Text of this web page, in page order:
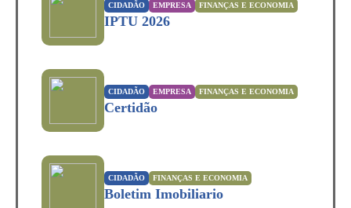
CIDADÃO EMPRESA FINANÇAS E ECONOMIA
IPTU 2026
CIDADÃO EMPRESA FINANÇAS E ECONOMIA
Certidão
CIDADÃO FINANÇAS E ECONOMIA
Boletim Imobiliario